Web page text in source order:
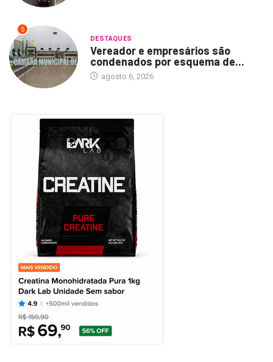
5
DESTAQUES
Vereador e empresários são
condenados por esquema de...
agosto 6, 2026